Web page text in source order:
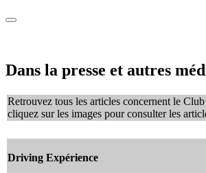
Dans la presse et autres
Retrouvez tous les articles concernent le
cliquez sur les images pour consulter les
Driving Expérience